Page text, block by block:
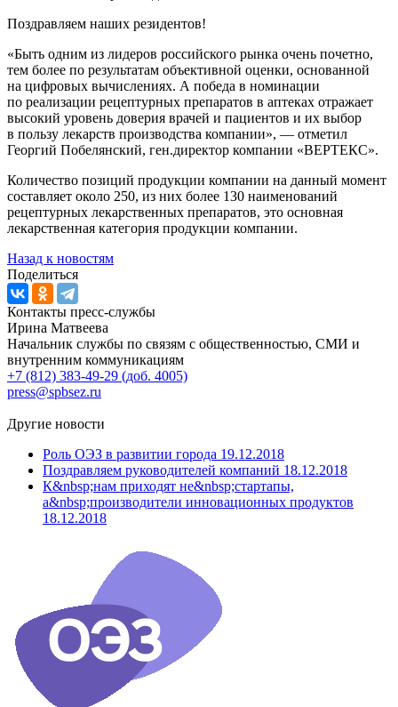
Поздравляем наших резидентов!
«Быть одним из лидеров российского рынка очень почетно,
тем более по результатам объективной оценки, основанной
на цифровых вычислениях. А победа в номинации
по реализации рецептурных препаратов в аптеках отражает
высокий уровень доверия врачей и пациентов и их выбор
в пользу лекарств производства компании», — отметил
Георгий Побелянский, ген.директор компании «ВЕРТЕКС».
Количество позиций продукции компании на данный момент
составляет около 250, из них более 130 наименований
рецептурных лекарственных препаратов, это основная
лекарственная категория продукции компании.
Назад к новостям
Поделиться
Контакты пресс-службы
Ирина Матвеева
Начальник службы по связям с общественностью, СМИ и
внутренним коммуникациям
+7 (812) 383-49-29 (доб. 4005)
press@spbsez.ru
Другие новости
Роль ОЭЗ в развитии города 19.12.2018
Поздравляем руководителей компаний 18.12.2018
К&nbsp;нам приходят не&nbsp;стартапы,
а&nbsp;производители инновационных продуктов
18.12.2018